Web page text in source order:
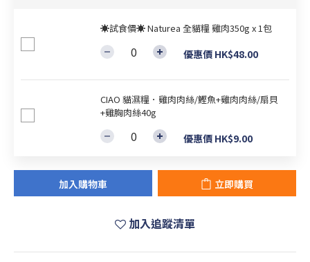
☀試食價☀ Naturea 全貓糧 雞肉350g x 1包
優惠價 HK$48.00
CIAO 貓濕糧．雞肉肉絲/鰹魚+雞肉肉絲/扇貝
+雞胸肉絲40g
優惠價 HK$9.00
加入購物車 立即購買
加入追蹤清單